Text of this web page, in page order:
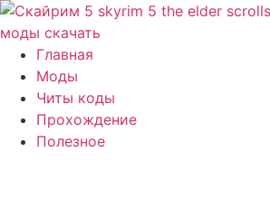
Перейти
к
содержимому
Главная
Моды
Читы коды
Прохождение
Полезное